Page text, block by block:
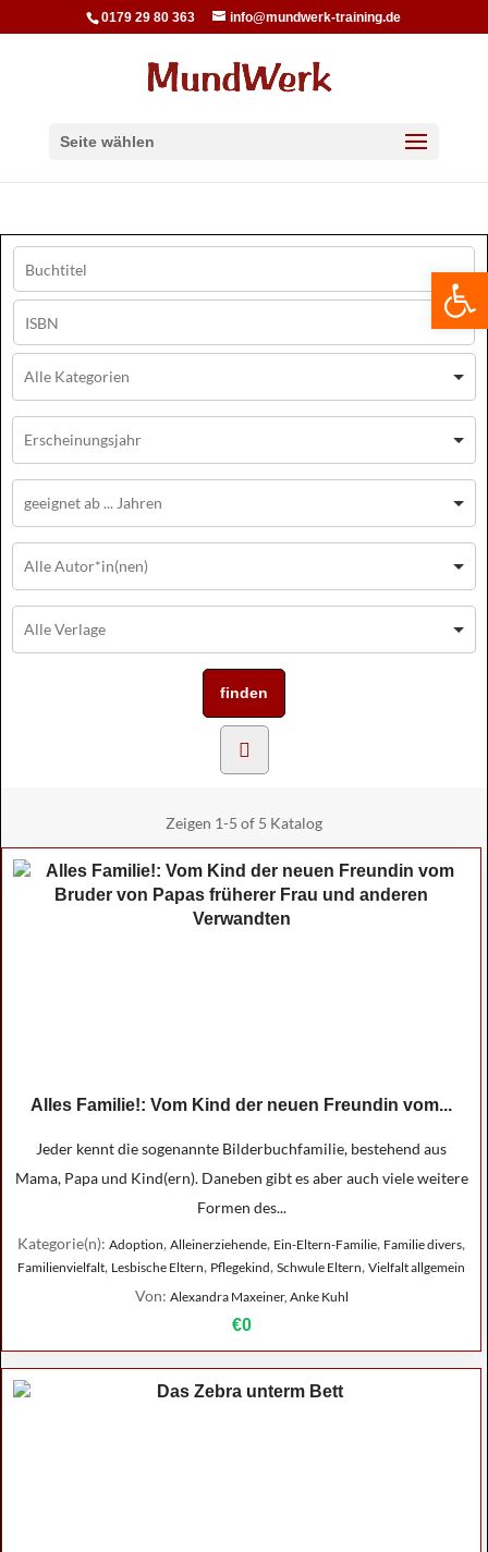
0179 29 80 363 info@mundwerk-training.de
Seite wählen
Zeigen 1-5 of 5 Katalog
Alles Familie!: Vom Kind der neuen Freundin vom...
Jeder kennt die sogenannte Bilderbuchfamilie, bestehend aus
Mama, Papa und Kind(ern). Daneben gibt es aber auch viele weitere
Formen des...
Kategorie(n): Adoption, Alleinerziehende, Ein-Eltern-Familie, Familie divers,
Familienvielfalt, Lesbische Eltern, Pflegekind, Schwule Eltern, Vielfalt allgemein
Von: Alexandra Maxeiner, Anke Kuhl
€0